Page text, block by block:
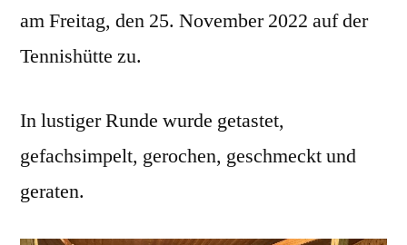
am Freitag, den 25. November 2022 auf der
Tennishütte zu.
In lustiger Runde wurde getastet,
gefachsimpelt, gerochen, geschmeckt und
geraten.